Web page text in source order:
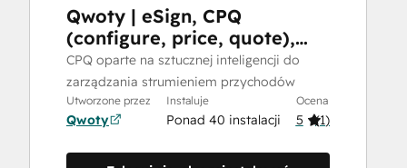
Qwoty | eSign, CPQ
(configure, price, quote),
Order, CLM
CPQ oparte na sztucznej inteligencji do
zarządzania strumieniem przychodów
Utworzone przez
Qwoty
Instaluje
Ponad 40 instalacji
Ocena
5 (1)